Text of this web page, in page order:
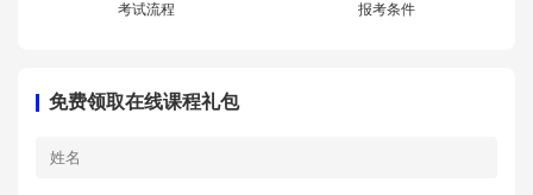
考试流程 报考条件
免费领取在线课程礼包